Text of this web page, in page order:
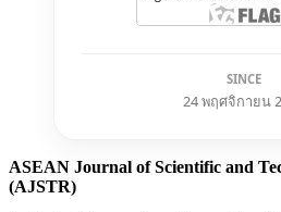
SINCE
24 พฤศจิกายน
ASEAN Journal of Scientific and
(AJSTR)